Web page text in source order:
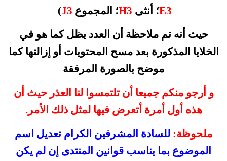
E3؛ أنثى H3؛ المجموع J3
)
حيث أنه تم ملاحظة أن العدد يظل كما هو في
الخلايا المذكورة بعد مسح المحتويات أو إزالتها كما
موضح بالصورة المرفقة
و أرجو منكم جميعا أن تلتمسوا لنا العذر حيث أن
هذه أول أمرة أتعرض فيها لمثل ذلك الأمر.
ملحوظة: للسادة المشرفين الكرام تعديل اسم
الموضوع بما يناسب قوانين المنتدى إن لم يكن